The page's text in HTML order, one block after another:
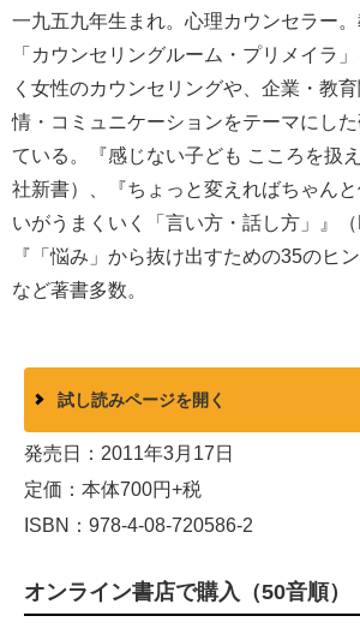
一九五九年生まれ。心理カウンセラー
「カウンセリングルーム・プリメイラ
く女性のカウンセリングや、企業・教
情・コミュニケーションをテーマにし
ている。『感じない子ども こころを扱
社新書）、『ちょっと変えればちゃん
いがうまくいく「言い方・話し方」』（
『「悩み」から抜け出すための35のヒ
など著書多数。
試し読みページを開く
発売日：2011年3月17日
定価：本体700円+税
ISBN：978-4-08-720586-2
オンライン書店で購入（50音順）